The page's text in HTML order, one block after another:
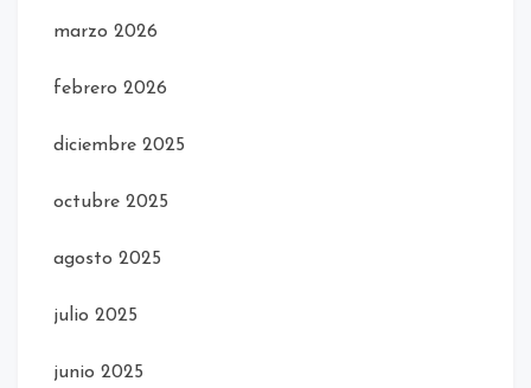
marzo 2026
febrero 2026
diciembre 2025
octubre 2025
agosto 2025
julio 2025
junio 2025